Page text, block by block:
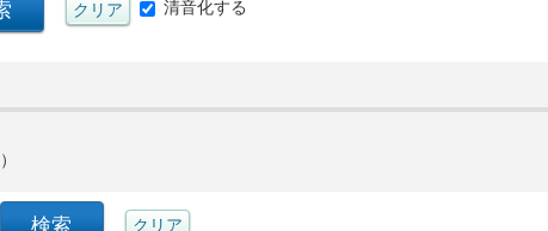
清音化する